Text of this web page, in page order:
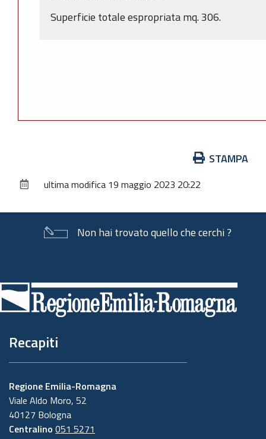
Superficie totale espropriata mq. 306.
documento
STAMPA
ultima modifica 19 maggio 2023 20:22
Non hai trovato quello che cerchi ?
di
pagina
Recapiti
Regione Emilia-Romagna
Viale Aldo Moro, 52
40127 Bologna
Centralino 051 5271